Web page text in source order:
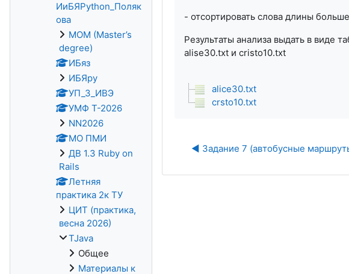
- отсортировать слова длины
Результаты анализа выдать в виде
alise30.txt и cristo10.txt
alice30.txt
crsto10.txt
◀︎ Задание 7 (автобусные
ИиБЯPython_Поляк
ова
MOM (Master’s
degree)
ИБяз
ИБЯpy
УП_3_ИВЭ
УМФ Т-2026
NN2026
МО ПМИ
ДВ 1.3 Ruby on
Rails
Летняя
практика 2к ТУ
ЦИТ (практика,
весна 2026)
TJava
Общее
Материалы к